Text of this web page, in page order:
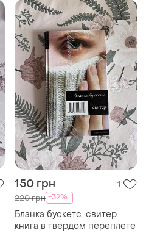
150 грн 1
220 грн -32%
Бланка бускетс. свитер.
книга в твердом переплете